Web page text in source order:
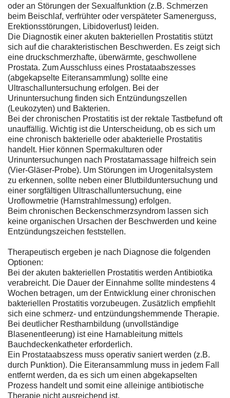
oder an Störungen der Sexualfunktion (z.B. Schmerzen
beim Beischlaf, verfrühter oder verspäteter Samenerguss,
Erektionsstörungen, Libidoverlust) leiden.
Die Diagnostik einer akuten bakteriellen Prostatitis stützt
sich auf die charakteristischen Beschwerden. Es zeigt sich
eine druckschmerzhafte, überwärmte, geschwollene
Prostata. Zum Ausschluss eines Prostataabszesses
(abgekapselte Eiteransammlung) sollte eine
Ultraschalluntersuchung erfolgen. Bei der
Urinuntersuchung finden sich Entzündungszellen
(Leukozyten) und Bakterien.
Bei der chronischen Prostatitis ist der rektale Tastbefund oft
unauffällig. Wichtig ist die Unterscheidung, ob es sich um
eine chronisch bakterielle oder abakterielle Prostatitis
handelt. Hier können Spermakulturen oder
Urinuntersuchungen nach Prostatamassage hilfreich sein
(Vier-Gläser-Probe). Um Störungen im Urogenitalsystem
zu erkennen, sollte neben einer Blutbilduntersuchung und
einer sorgfältigen Ultraschalluntersuchung, eine
Uroflowmetrie (Harnstrahlmessung) erfolgen.
Beim chronischen Beckenschmerzsyndrom lassen sich
keine organischen Ursachen der Beschwerden und keine
Entzündungszeichen feststellen.
Therapeutisch ergeben je nach Diagnose die folgenden
Optionen:
Bei der akuten bakteriellen Prostatitis werden Antibiotika
verabreicht. Die Dauer der Einnahme sollte mindestens 4
Wochen betragen, um der Entwicklung einer chronischen
bakteriellen Prostatitis vorzubeugen. Zusätzlich empfiehlt
sich eine schmerz- und entzündungshemmende Therapie.
Bei deutlicher Restharnbildung (unvollständige
Blasenentleerung) ist eine Harnableitung mittels
Bauchdeckenkatheter erforderlich.
Ein Prostataabszess muss operativ saniert werden (z.B.
durch Punktion). Die Eiteransammlung muss in jedem Fall
entfernt werden, da es sich um einen abgekapselten
Prozess handelt und somit eine alleinige antibiotische
Therapie nicht ausreichend ist.